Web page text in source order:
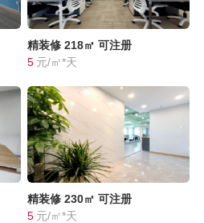
精装修 218㎡ 可注册
5 元/㎡*天
精装修 230㎡ 可注册
5 元/㎡*天